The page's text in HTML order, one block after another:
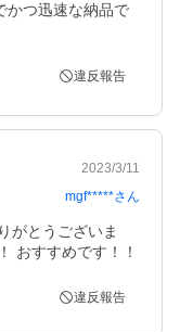
かつ迅速な納品で
違反報告
2023/3/11
mgf*****さん
がとうございま
違反報告